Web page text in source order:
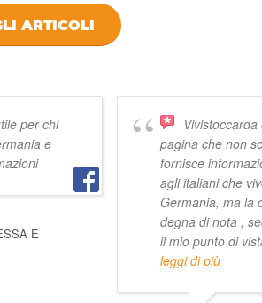
ARTICOLI
per chi
e
E
pagina che non
fornisce
agli italiani che
Germania, ma la
degna di nota ,
il mio punto di
leggi di più